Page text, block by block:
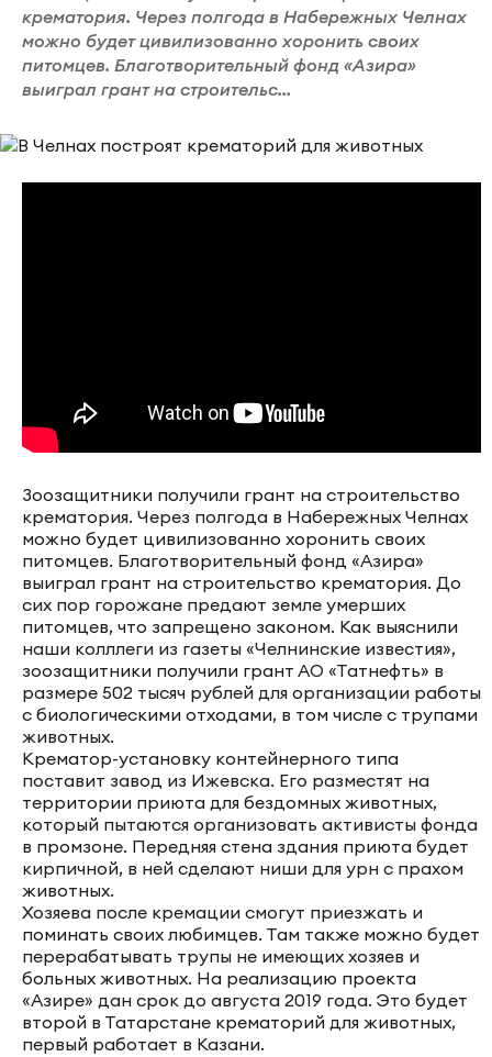
крематория. Через полгода в Набережных Челнах
можно будет цивилизованно хоронить своих
питомцев. Благотворительный фонд «Азира»
выиграл грант на строительс...
Зоозащитники получили грант на строительство
крематория. Через полгода в Набережных Челнах
можно будет цивилизованно хоронить своих
питомцев. Благотворительный фонд «Азира»
выиграл грант на строительство крематория. До
сих пор горожане предают земле умерших
питомцев, что запрещено законом. Как выяснили
наши колллеги из газеты «Челнинские известия»,
зоозащитники получили грант АО «Татнефть» в
размере 502 тысяч рублей для организации работы
с биологическими отходами, в том числе с трупами
животных.
Крематор-установку контейнерного типа
поставит завод из Ижевска. Его разместят на
территории приюта для бездомных животных,
который пытаются организовать активисты фонда
в промзоне. Передняя стена здания приюта будет
кирпичной, в ней сделают ниши для урн с прахом
животных.
Хозяева после кремации смогут приезжать и
поминать своих любимцев. Там также можно будет
перерабатывать трупы не имеющих хозяев и
больных животных. На реализацию проекта
«Азире» дан срок до августа 2019 года. Это будет
второй в Татарстане крематорий для животных,
первый работает в Казани.